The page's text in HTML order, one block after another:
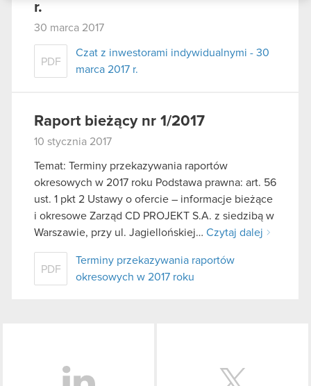
podczas korzystania z ich usług. Kontynuując
korzystanie z naszej witryny, zgadasz się na
używanie plików cookie.
r.
30 marca 2017
PDF
Czat z inwestorami indywidualnymi - 30
marca 2017 r.
Raport bieżący nr 1/2017
10 stycznia 2017
Temat: Terminy przekazywania raportów
okresowych w 2017 roku Podstawa prawna: art. 56
ust. 1 pkt 2 Ustawy o ofercie – informacje bieżące
i okresowe Zarząd CD PROJEKT S.A. z siedzibą w
Warszawie, przy ul. Jagiellońskiej… Czytaj dalej
PDF
Terminy przekazywania raportów
okresowych w 2017 roku